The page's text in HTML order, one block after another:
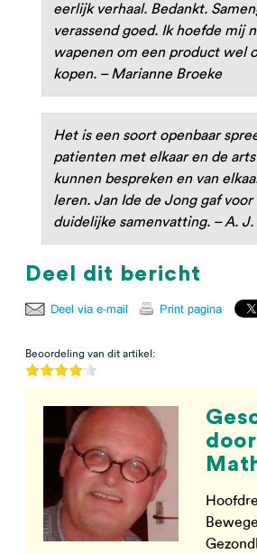
eerlijk verhaal. Bedankt.
verassend goed. Ik hoefde mij
wapenen om een product wel
kopen. – Marianne Broeke
Het is een soort openbaar
patienten met elkaar en de
kunnen bespreken en van
leren. Jan Ide de Jong gaf
duidelijke samenvatting. – A.
Deel dit bericht
Beoordeling van dit artikel: